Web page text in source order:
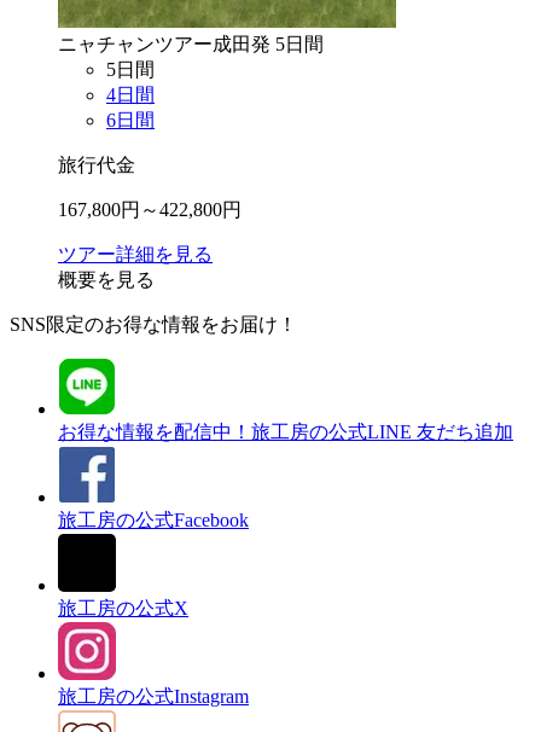
ニャチャンツアー成田発 5日間
5日間
4日間
6日間
旅行代金
167,800円～422,800円
ツアー詳細を見る
概要を見る
SNS限定のお得な情報をお届け！
お得な情報を配信中！ 旅工房の公式LINE 友だち追加
旅工房の公式Facebook
旅工房の公式X
旅工房の公式Instagram